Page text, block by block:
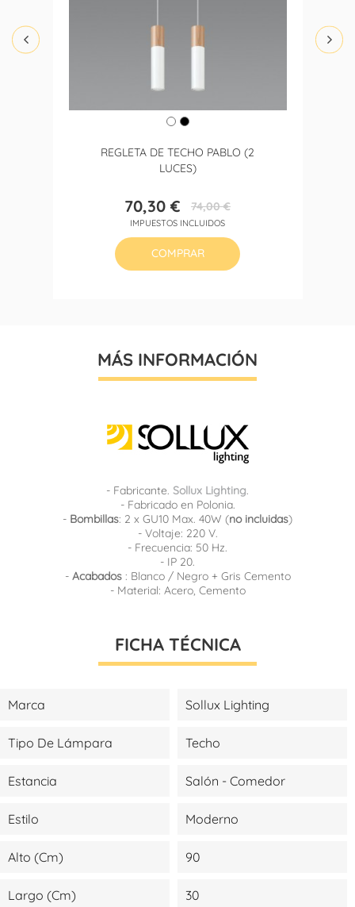
REGLETA DE TECHO PABLO (2
LUCES)
Precio
70,30 €Precio
base
74,00 €
IMPUESTOS INCLUIDOS
COMPRAR
MÁS INFORMACIÓN
- Fabricante. Sollux Lighting.
- Fabricado en Polonia.
- Bombillas: 2 x GU10 Max. 40W (no incluidas)
- Voltaje: 220 V.
- Frecuencia: 50 Hz.
- IP 20.
- Acabados: Blanco / Negro + Gris Cemento
- Material: Acero, Cemento
FICHA TÉCNICA
Marca Sollux Lighting
Tipo De Lámpara Techo
Estancia Salón - Comedor
Estilo Moderno
Alto (cm) 90
Largo (cm) 30